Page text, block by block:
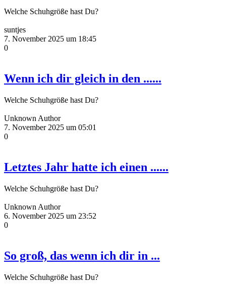
Welche Schuhgröße hast Du?
suntjes
7. November 2025 um 18:45
0
Wenn ich dir gleich in den ......
Welche Schuhgröße hast Du?
Unknown Author
7. November 2025 um 05:01
0
Letztes Jahr hatte ich einen ......
Welche Schuhgröße hast Du?
Unknown Author
6. November 2025 um 23:52
0
So groß, das wenn ich dir in ...
Welche Schuhgröße hast Du?